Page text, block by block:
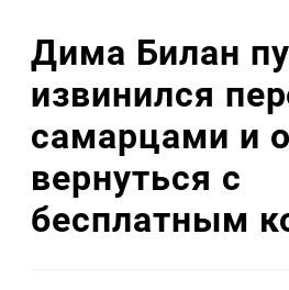
Дима Билан
извинился
самарцами и
вернуться с
бесплатным